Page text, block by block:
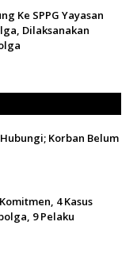
Ke SPPG Yayasan
Dilaksanakan
Korban Belum
4 Kasus
9 Pelaku